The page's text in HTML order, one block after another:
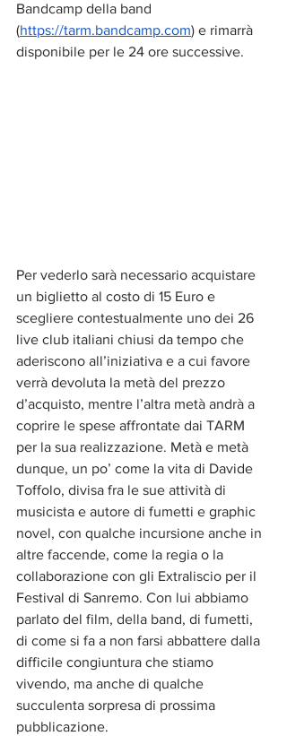
Bandcamp della band
(https://tarm.bandcamp.com) e rimarrà
disponibile per le 24 ore successive.
Per vederlo sarà necessario acquistare
un biglietto al costo di 15 Euro e
scegliere contestualmente uno dei 26
live club italiani chiusi da tempo che
aderiscono all’iniziativa e a cui favore
verrà devoluta la metà del prezzo
d’acquisto, mentre l’altra metà andrà a
coprire le spese affrontate dai TARM
per la sua realizzazione. Metà e metà
dunque, un po’ come la vita di Davide
Toffolo, divisa fra le sue attività di
musicista e autore di fumetti e graphic
novel, con qualche incursione anche in
altre faccende, come la regia o la
collaborazione con gli Extraliscio per il
Festival di Sanremo. Con lui abbiamo
parlato del film, della band, di fumetti,
di come si fa a non farsi abbattere dalla
difficile congiuntura che stiamo
vivendo, ma anche di qualche
succulenta sorpresa di prossima
pubblicazione.